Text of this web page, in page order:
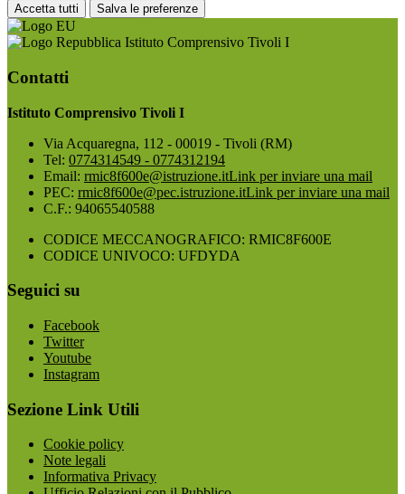
Accetta tutti Salva le preferenze
Istituto Comprensivo Tivoli I
Contatti
Istituto Comprensivo Tivoli I
Via Acquaregna, 112 - 00019 - Tivoli (RM)
Tel: 0774314549 - 0774312194
Email: rmic8f600e@istruzione.itLink per inviare una mail
PEC: rmic8f600e@pec.istruzione.itLink per inviare una mail
C.F.: 94065540588
CODICE MECCANOGRAFICO: RMIC8F600E
CODICE UNIVOCO: UFDYDA
Seguici su
Facebook
Twitter
Youtube
Instagram
Sezione Link Utili
Cookie policy
Note legali
Informativa Privacy